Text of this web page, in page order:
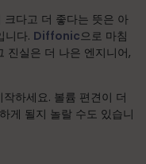
다고 더 좋다는 뜻은 아
니다. Diffonic으로 마침
진실은 더 나은 엔지니어,
하세요. 볼륨 편견이 더
게 될지 놀랄 수도 있습니